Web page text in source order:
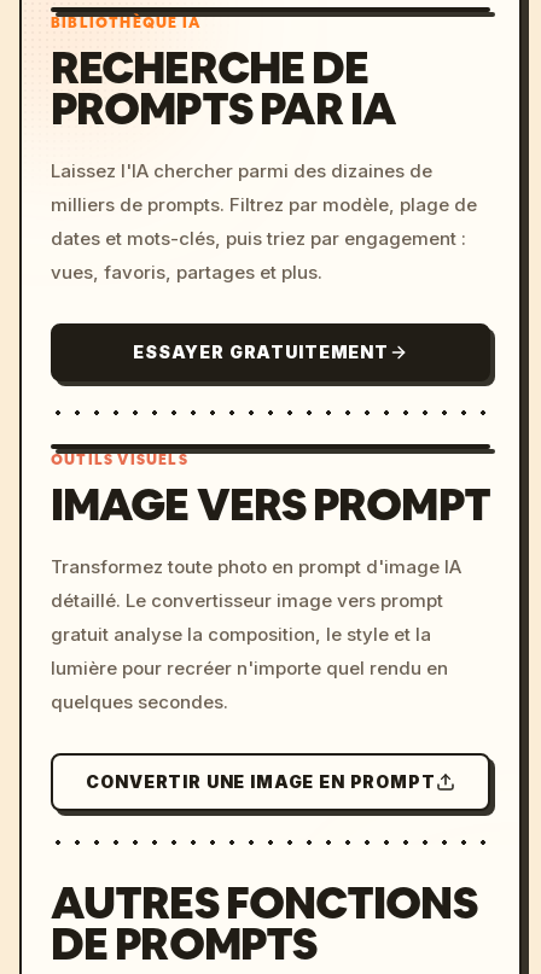
BIBLIOTHÈQUE IA
RECHERCHE DE
PROMPTS PAR IA
Laissez l'IA chercher parmi des dizaines de
milliers de prompts. Filtrez par modèle, plage de
dates et mots-clés, puis triez par engagement :
vues, favoris, partages et plus.
ESSAYER GRATUITEMENT
c, cyberpunk sunset, neon
colors, 8k --v 6.0
OUTILS VISUELS
IMAGE VERS PROMPT
Transformez toute photo en prompt d'image IA
détaillé. Le convertisseur image vers prompt
gratuit analyse la composition, le style et la
lumière pour recréer n'importe quel rendu en
quelques secondes.
CONVERTIR UNE IMAGE EN PROMPT
AUTRES FONCTIONS
DE PROMPTS